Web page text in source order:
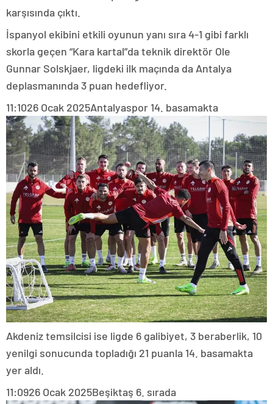
karşısında çıktı.
İspanyol ekibini etkili oyunun yanı sıra 4-1 gibi farklı
skorla geçen “Kara kartal”da teknik direktör Ole
Gunnar Solskjaer, ligdeki ilk maçında da Antalya
deplasmanında 3 puan hedefliyor.
11:1026 Ocak 2025Antalyaspor 14. basamakta
Akdeniz temsilcisi ise ligde 6 galibiyet, 3 beraberlik, 10
yenilgi sonucunda topladığı 21 puanla 14. basamakta
yer aldı.
11:0926 Ocak 2025Beşiktaş 6. sırada